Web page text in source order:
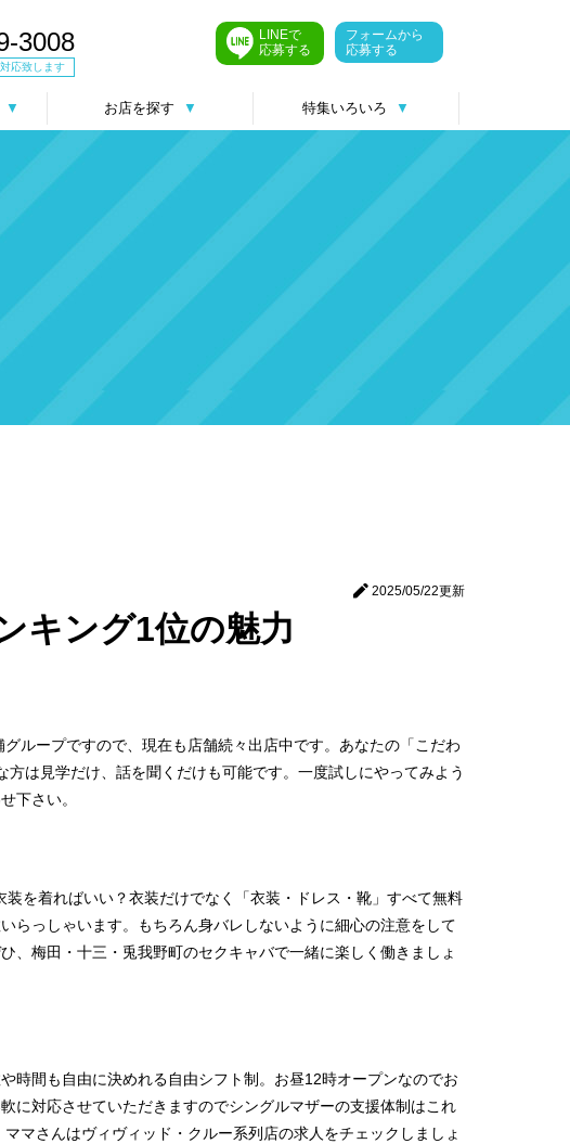
LINEで
応募する
フォームから
応募する
3008
応致します
▼ お店を探す ▼ 特集いろいろ ▼
2025/05/22更新
キング1位の魅力
ループですので、現在も店舗続々出店中です。あなたの「こだわ
は見学だけ、話を聞くだけも可能です。一度試しにやってみよう
下さい。
を着ればいい？衣装だけでなく「衣装・ドレス・靴」すべて無料
らっしゃいます。もちろん身バレしないように細心の注意をして
、梅田・十三・兎我野町のセクキャバで一緒に楽しく働きましょ
時間も自由に決めれる自由シフト制。お昼12時オープンなのでお
に対応させていただきますのでシングルマザーの支援体制はこれ
マさんはヴィヴィッド・クルー系列店の求人をチェックしましょ